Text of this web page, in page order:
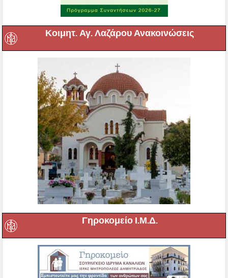
Κοιμητ. Αγ. Λαζάρου Ανακοινώσεις
Γηροκομείο Ι.Μ.Δ.